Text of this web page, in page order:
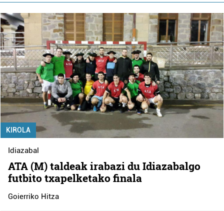
KIROLA
Idiazabal
ATA (M) taldeak irabazi du Idiazabalgo
futbito txapelketako finala
Goierriko Hitza